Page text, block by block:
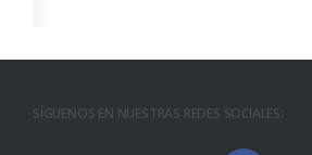
SÍGUENOS EN NUESTRAS REDES SOCIALES: